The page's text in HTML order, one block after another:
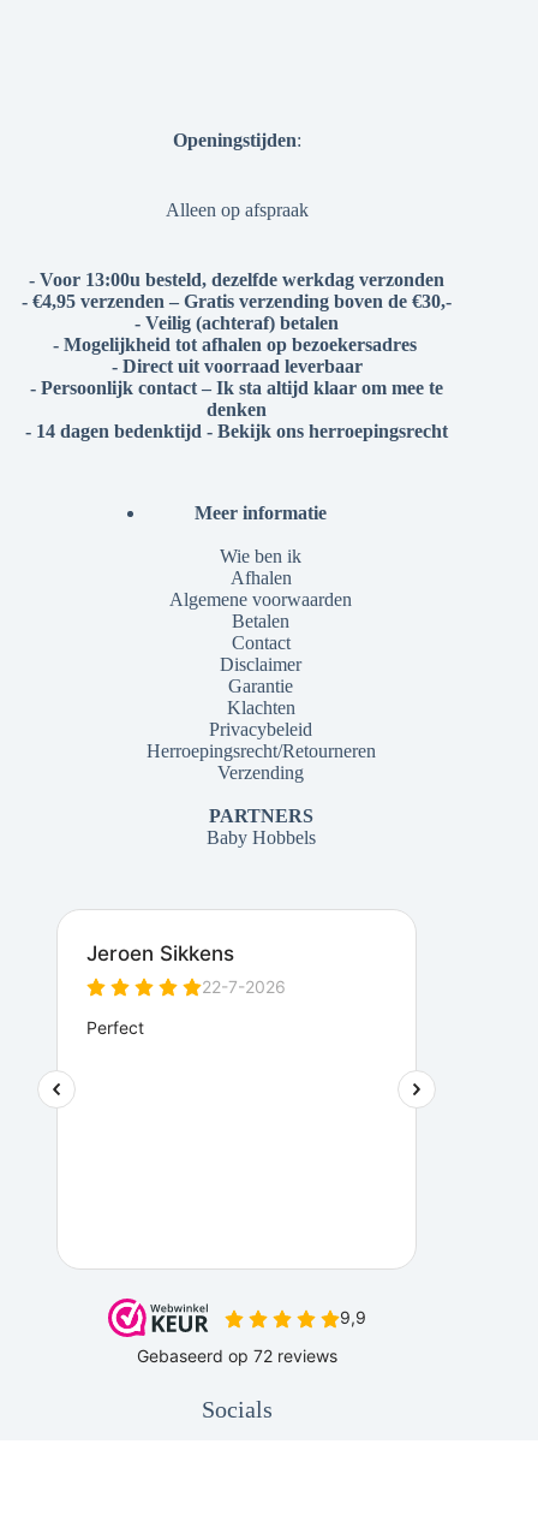
Openingstijden:
Alleen op afspraak
- Voor 13:00u besteld, dezelfde werkdag verzonden
- €4,95 verzenden – Gratis verzending boven de €30,-
- Veilig (achteraf) betalen
- Mogelijkheid tot afhalen op bezoekersadres
- Direct uit voorraad leverbaar
- Persoonlijk contact – Ik sta altijd klaar om mee te
denken
- 14 dagen bedenktijd - Bekijk ons herroepingsrecht
Meer informatie
Wie ben ik
Afhalen
Algemene voorwaarden
Betalen
Contact
Disclaimer
Garantie
Klachten
Privacybeleid
Herroepingsrecht/Retourneren
Verzending
PARTNERS
Baby Hobbels
Socials